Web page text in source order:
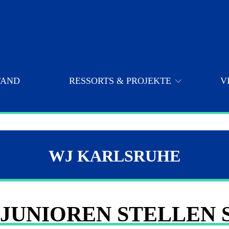
RESSORTS & PROJEKTE
Veranstaltungen 2022
WJ KARLSRUHE
STELLEN